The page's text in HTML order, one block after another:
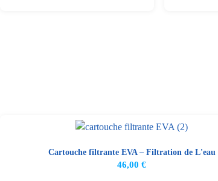
Cartouche filtrante EVA – Filtration de L'eau
46,00€